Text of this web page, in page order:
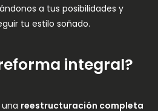
a tus posibilidades y
tu estilo soñado.
integral?
reestructuración completa